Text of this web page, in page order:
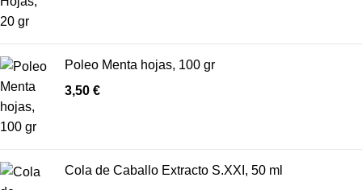
Poleo Menta hojas, 100 gr
3,50 €
Cola de Caballo Extracto S.XXI, 50 ml